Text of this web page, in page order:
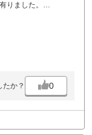
りました。
たか？ 0